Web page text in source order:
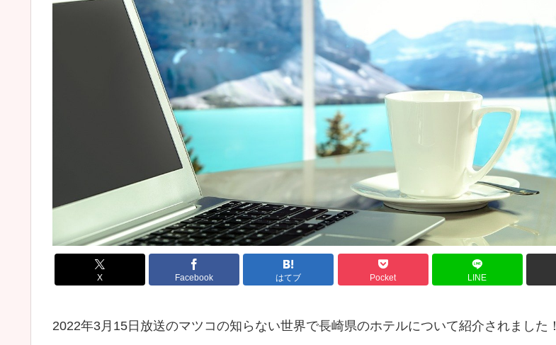
X Facebook はてブ Pocket LINE
2022年3月15日放送のマツコの知らない世界で長崎県のホテルについて紹介されました！